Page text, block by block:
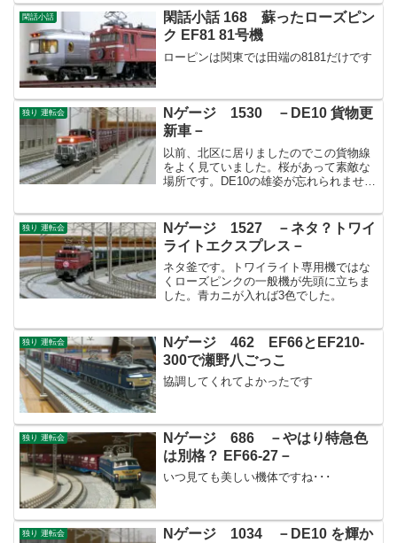
閑話小話
閑話小話 168 蘇ったローズピン
ク EF81 81号機
ローピンは関東では田端の8181だけです
独り 運転会
Nゲージ 1530 －DE10 貨物更
新車－
以前、北区に居りましたのでこの貨物線
をよく見ていました。桜があって素敵な
場所です。DE10の雄姿が忘れられませ
独り 運転会
Nゲージ 1527 －ネタ？トワイ
ライトエクスプレス－
ネタ釜です。トワイライト専用機ではな
くローズピンクの一般機が先頭に立ちま
した。青カニが入れば3色でした。
独り 運転会
Nゲージ 462 EF66とEF210-
300で瀬野八ごっこ
協調してくれてよかったです
独り 運転会
Nゲージ 686 －やはり特急色
は別格？ EF66-27－
いつ見ても美しい機体ですね･･･
独り 運転会
Nゲージ 1034 －DE10 を輝か